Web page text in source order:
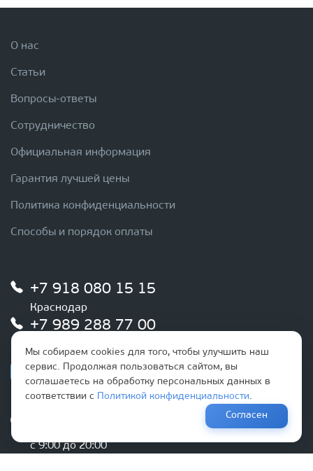
О нас
Статьи
Вопросы-ответы
Сотрудничество
Официальная информация
Гарантия лучшей цены
Политика конфиденциальности
Способы и порядок оплаты
+7 918 080 15 15
Краснодар
+7 989 288 77 00
Новороссийск/Анапа
с 9:00 до 20:00
Мы собираем cookies для того, чтобы улучшить наш
сервис. Продолжая пользоваться сайтом, вы
соглашаетесь на обработку персональных данных в
соответствии с
Политикой конфиденциальности.
Согласен